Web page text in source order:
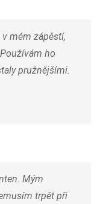
mém zápěstí,
ho
pružnějšími.
Mým
trpět při